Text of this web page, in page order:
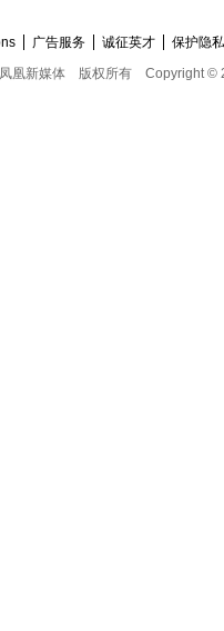
广告服务 诚征英才
保护隐
凤凰新媒体
版权所有 Copyright ©